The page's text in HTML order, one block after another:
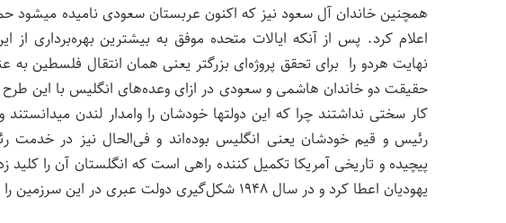
همچنین خاندان آل سعود نیز که اکنون عربستان سعودی نامیده می­شود
اعلام کرد. پس از آنکه ایالات متحده موفق به بیشترین بهره‌­برداری
نهایت هردو را برای تحقق پروژه­‌ای بزرگتر یعنی همان انتقال فلسطین به
حقیقت دو خاندان هاشمی و سعودی در ازای وعده­‌های انگلیس با این طرح
کار سختی نداشتند چرا که این دولت­ها خودشان را وام­دار لندن
رئیس و قیم خودشان یعنی انگلیس بوده‌­اند و فی‌الحال نیز در خدمت
پیچیده و تاریخی آمریکا تکمیل کننده راهی است که انگلستان آن را
یهودیان اعطا کرد و در سال ۱۹۴۸ شکل‌­گیری دولت عبری در این سرزمین را به رسمیت شناخت.